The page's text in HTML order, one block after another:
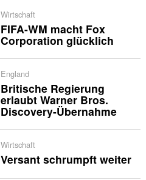
Wirtschaft
FIFA-WM macht Fox
Corporation glücklich
England
Britische Regierung
erlaubt Warner Bros.
Discovery-Übernahme
Wirtschaft
Versant schrumpft weiter